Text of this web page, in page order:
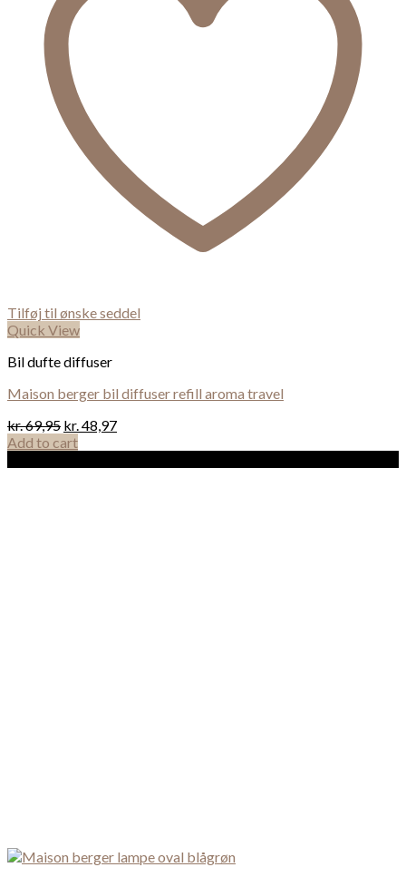
Tilføj til ønske seddel
Quick View
Bil dufte diffuser
Maison berger bil diffuser refill aroma travel
kr.69,95 kr. 48,97
Add to cart